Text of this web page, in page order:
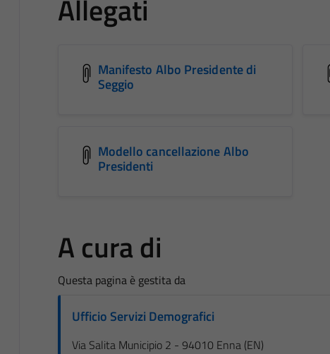
Allegati
Manifesto Albo Presidente di
Seggio
Modello cancellazione Albo
Presidenti
A cura di
Questa pagina è gestita da
Ufficio Servizi Demografici
Via Salita Municipio 2 - 94010 Enna (EN)